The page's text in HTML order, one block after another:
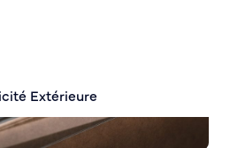
Extérieure
(PLU)